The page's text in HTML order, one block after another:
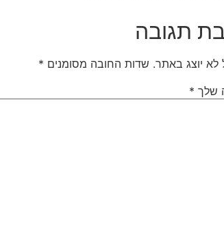
תגובה
לא יוצג באתר. שדות החובה מסומנים *
שלך *